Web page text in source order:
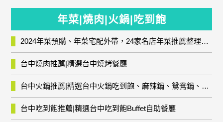
年菜|燒肉|火鍋|吃到飽
2024年菜預購、年菜宅配外帶，24家名店年菜推薦整理，圍爐輕鬆上菜團圓趣
台中燒肉推薦|精選台中燒烤餐廳
台中火鍋推薦|精選台中火鍋吃到飽、麻辣鍋、鴛鴦鍋、石頭火鍋、酸菜白肉鍋、海鮮鍋、燒酒雞、麻油雞、壽喜燒等熱門人氣火鍋店!
台中吃到飽推薦|精選台中吃到飽Buffet自助餐廳